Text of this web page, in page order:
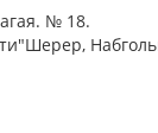
№ 18.